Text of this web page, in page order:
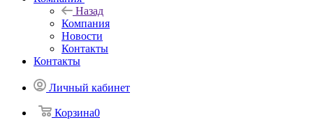
Назад
Компания
Новости
Контакты
Контакты
Личный кабинет
Корзина0